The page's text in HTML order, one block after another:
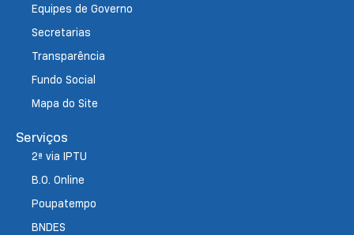
Equipes de Governo
Secretarias
Transparência
Fundo Social
Mapa do Site
Serviços
2ª via IPTU
B.O. Online
Poupatempo
BNDES